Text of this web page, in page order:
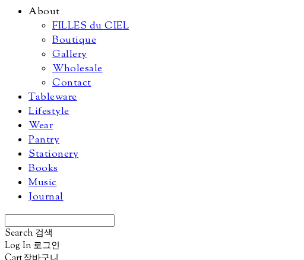
About
FILLES du CIEL
Boutique
Gallery
Wholesale
Contact
Tableware
Lifestyle
Wear
Pantry
Stationery
Books
Music
Journal
Search 검색
Log In 로그인